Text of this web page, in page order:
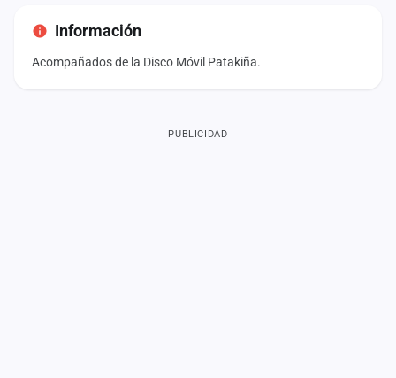
Información
Acompañados de la Disco Móvil Patakiña.
PUBLICIDAD